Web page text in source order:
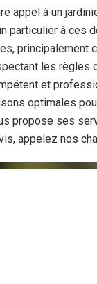
appel à un
particulier à ces
principalement
les règles
et
optimales
propose ses
appelez nos